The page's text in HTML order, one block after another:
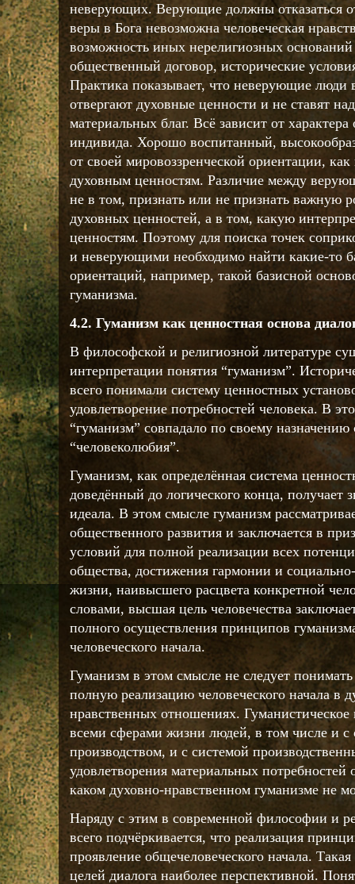
неверующих. Верующие должны отказаться
веры в Бога невозможна человеческая
возможность иных нерелигиозных оснований
общественный договор, исторические
Практика показывает, что неверующие люди
отвергают духовные ценности и не ставят
материальных благ. Всё зависит от
индивида. Хорошо воспитанный,
от своей мировоззренческой ориентации,
духовным ценностям. Различие между
не в том, признать или не признать важную
духовных ценностей, а в том, какую
ценностям. Поэтому для поиска точек
и неверующими необходимо найти какие-то
ориентаций, например, такой базисной
гуманизма.
4.2. Гуманизм как ценностная основа
В философской и религиозной литературе
интерпретации понятия “гуманизм”.
всего понимали систему ценностных
удовлетворение потребностей человека. В
“гуманизм” совпадало по своему
“человеколюбия”.
Гуманизм, как определённая система
доведённый до логического конца, получает
идеала. В этом смысле гуманизм
общественного развития и заключается в
условий для полной реализации всех
общества, достижения гармонии и
жизни, наивысшего расцвета конкретной
словами, высшая цель человечества
полного осуществления принципов
человеческого начала.
Гуманизм в этом смысле не следует
полную реализацию человеческого начала в
нравственных отношениях. Гуманистическое
всеми сферами жизни людей, в том числе и
производством, и с системой
удовлетворения материальных
каком духовно-нравственном гуманизме не
Наряду с этим в современной философии и
всего подчёркивается, что реализация
проявление общечеловеческого начала. Такая
целей диалога наиболее перспективной.